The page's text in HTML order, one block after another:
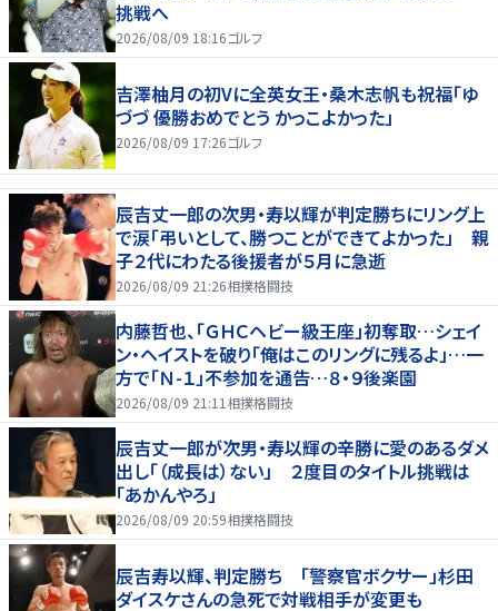
挑戦へ
2026/08/09 18:16ゴルフ
吉澤柚月の初Vに全英女王・桑木志帆も祝福「ゆ
づづ 優勝おめでとう かっこよかった」
2026/08/09 17:26ゴルフ
辰吉丈一郎の次男・寿以輝が判定勝ちにリング上
で涙「弔いとして、勝つことができてよかった」 親
子２代にわたる後援者が５月に急逝
2026/08/09 21:26相撲格闘技
内藤哲也、「ＧＨＣヘビー級王座」初奪取…シェイ
ン・ヘイストを破り「俺はこのリングに残るよ」…一
方で「Ｎ-１」不参加を通告…８・９後楽園
2026/08/09 21:11 相撲格闘技
辰吉丈一郎が次男・寿以輝の辛勝に愛のあるダメ
出し「（成長は）ない」 ２度目のタイトル挑戦は
「あかんやろ」
2026/08/09 20:59相撲格闘技
辰吉寿以輝、判定勝ち 「警察官ボクサー」杉田
ダイスケさんの急死で対戦相手が変更も